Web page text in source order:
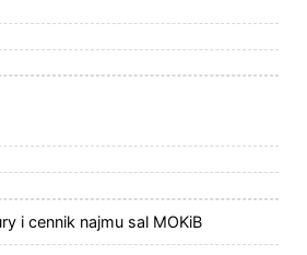
i cennik najmu sal MOKiB